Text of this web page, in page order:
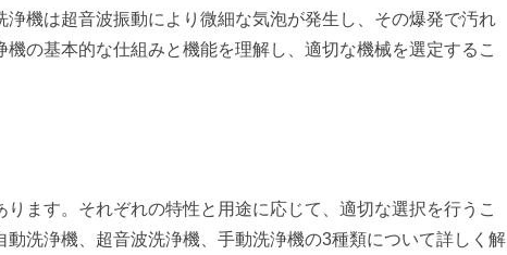
機は超音波振動により微細な気泡が発生し、その爆発で汚れ
の基本的な仕組みと機能を理解し、適切な機械を選定するこ
ます。それぞれの特性と用途に応じて、適切な選択を行うこ
洗浄機、超音波洗浄機、手動洗浄機の3種類について詳しく解